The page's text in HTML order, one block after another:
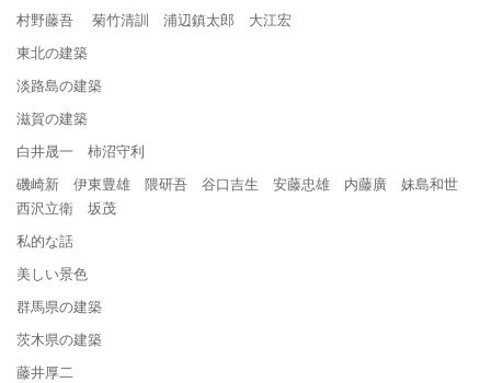
村野藤吾 菊竹清訓 浦辺鎮太郎 大江宏
東北の建築
淡路島の建築
滋賀の建築
白井晟一 柿沼守利
磯崎新 伊東豊雄 隈研吾 谷口吉生 安藤忠雄 内藤廣 妹島和世
西沢立衛 坂茂
私的な話
美しい景色
群馬県の建築
茨木県の建築
藤井厚二